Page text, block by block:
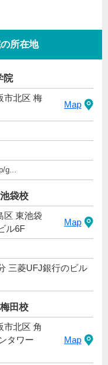
所在地
院
市北区 梅
Map
g...
袋校
区 東池袋
ル6F
Map
三菱UFJ銀行のビル
田校
市北区 角
タワー
Map